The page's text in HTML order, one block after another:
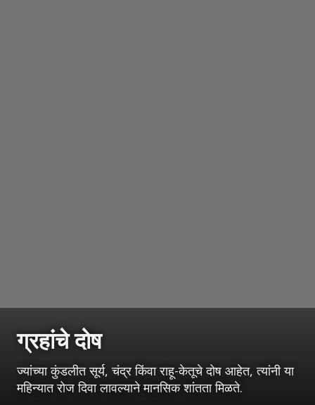
ग्रहांचे दोष
ज्यांच्या कुंडलीत सूर्य, चंद्र किंवा राहू-केतूचे दोष आहेत, त्यांनी या
महिन्यात रोज दिवा लावल्याने मानसिक शांतता मिळते.